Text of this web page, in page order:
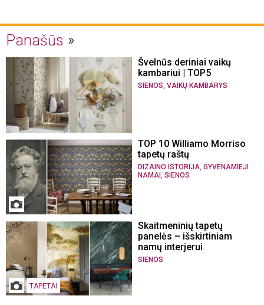
Panašūs
Švelnūs deriniai vaikų
kambariui | TOP5
SIENOS VAIKŲ KAMBARYS
TOP 10 Williamo Morriso
tapetų raštų
DIZAINO ISTORIJA, GYVENAMIEJI
NAMAI , SIENOS
TAPETAI
Skaitmeninių tapetų
panelės – išskirtiniam
namų interjerui
SIENOS